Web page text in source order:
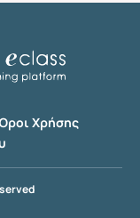
Χρήσης